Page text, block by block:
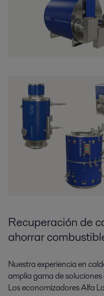
Recuperación de
ahorrar
Nuestra experiencia en
amplia gama de
Los economizadores Alfa